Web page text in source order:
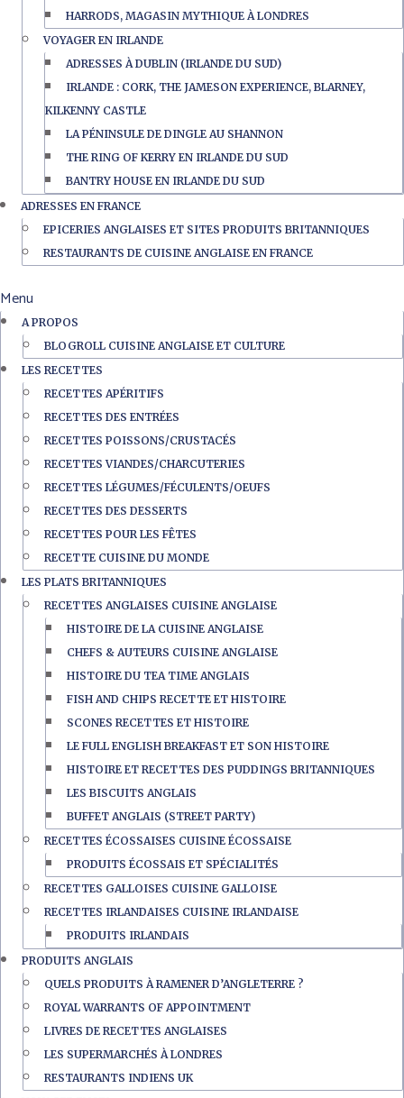
HARRODS, MAGASIN MYTHIQUE À LONDRES
VOYAGER EN IRLANDE
ADRESSES À DUBLIN (IRLANDE DU SUD)
IRLANDE : CORK, THE JAMESON EXPERIENCE, BLARNEY,
KILKENNY CASTLE
LA PÉNINSULE DE DINGLE AU SHANNON
THE RING OF KERRY EN IRLANDE DU SUD
BANTRY HOUSE EN IRLANDE DU SUD
ADRESSES EN FRANCE
EPICERIES ANGLAISES ET SITES PRODUITS BRITANNIQUES
RESTAURANTS DE CUISINE ANGLAISE EN FRANCE
Menu
A PROPOS
BLOGROLL CUISINE ANGLAISE ET CULTURE
LES RECETTES
RECETTES APÉRITIFS
RECETTES DES ENTRÉES
RECETTES POISSONS/CRUSTACÉS
RECETTES VIANDES/CHARCUTERIES
RECETTES LÉGUMES/FÉCULENTS/OEUFS
RECETTES DES DESSERTS
RECETTES POUR LES FÊTES
RECETTE CUISINE DU MONDE
LES PLATS BRITANNIQUES
RECETTES ANGLAISES CUISINE ANGLAISE
HISTOIRE DE LA CUISINE ANGLAISE
CHEFS & AUTEURS CUISINE ANGLAISE
HISTOIRE DU TEA TIME ANGLAIS
FISH AND CHIPS RECETTE ET HISTOIRE
SCONES RECETTES ET HISTOIRE
LE FULL ENGLISH BREAKFAST ET SON HISTOIRE
HISTOIRE ET RECETTES DES PUDDINGS BRITANNIQUES
LES BISCUITS ANGLAIS
BUFFET ANGLAIS (STREET PARTY)
RECETTES ÉCOSSAISES CUISINE ÉCOSSAISE
PRODUITS ÉCOSSAIS ET SPÉCIALITÉS
RECETTES GALLOISES CUISINE GALLOISE
RECETTES IRLANDAISES CUISINE IRLANDAISE
PRODUITS IRLANDAIS
PRODUITS ANGLAIS
QUELS PRODUITS À RAMENER D’ANGLETERRE ?
ROYAL WARRANTS OF APPOINTMENT
LIVRES DE RECETTES ANGLAISES
LES SUPERMARCHÉS À LONDRES
RESTAURANTS INDIENS UK